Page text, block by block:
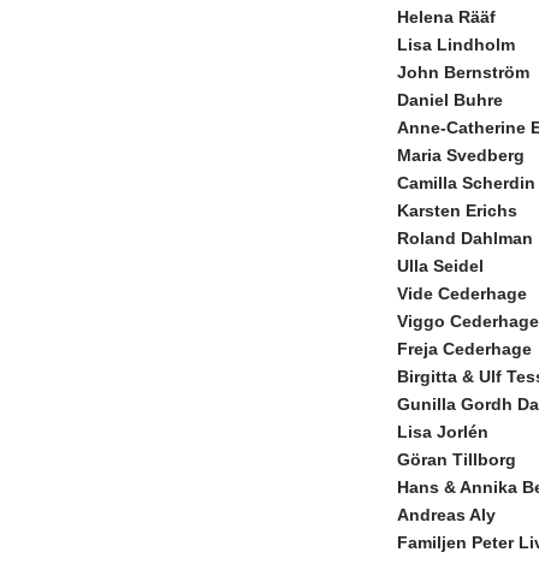
Helena Rääf
Lisa Lindholm
John Bernström
Daniel Buhre
Anne-Catherine
Maria Svedberg
Camilla Scherdin
Karsten Erichs
Roland Dahlman
Ulla Seidel
Vide Cederhage
Viggo Cederhage
Freja Cederhage
Birgitta & Ulf
Gunilla Gordh
Lisa Jorlén
Göran Tillborg
Hans & Annika
Andreas Aly
Familjen Peter